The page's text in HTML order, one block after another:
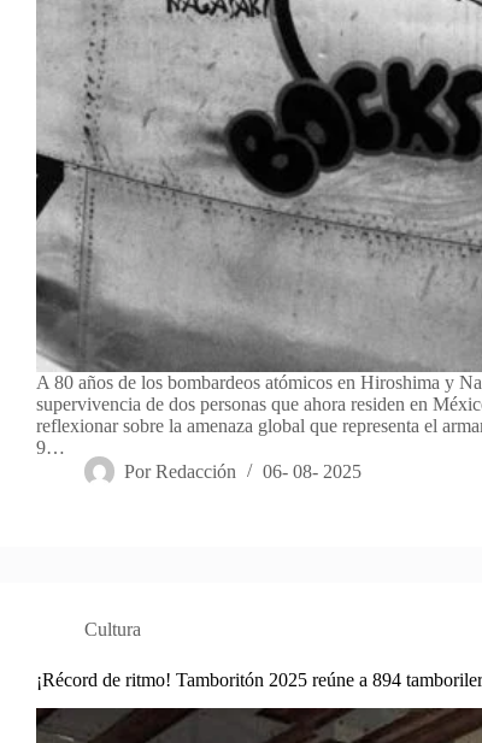
A 80 años de los bombardeos atómicos en Hiroshima y
supervivencia de dos personas que ahora residen en
reflexionar sobre la amenaza global que representa el
9…
Por Redacción 06- 08- 2025
Cultura
¡Récord de ritmo! Tamboritón 2025 reúne a 894